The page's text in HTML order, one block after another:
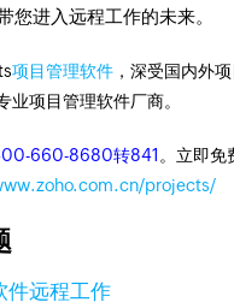
您进入远程工作的未来。
项目管理软件 ，深受国内外
业项目管理软件厂商。
660-8680转841 。立即免
projects/
件远程工作